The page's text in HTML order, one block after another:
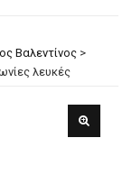
Βαλεντίνος >
λευκές